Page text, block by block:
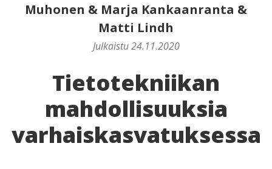
Muhonen & Marja Kankaanranta &
Matti Lindh
Julkaistu 24.11.2020
Tietotekniikan
mahdollisuuksia
varhaiskasvatuksessa